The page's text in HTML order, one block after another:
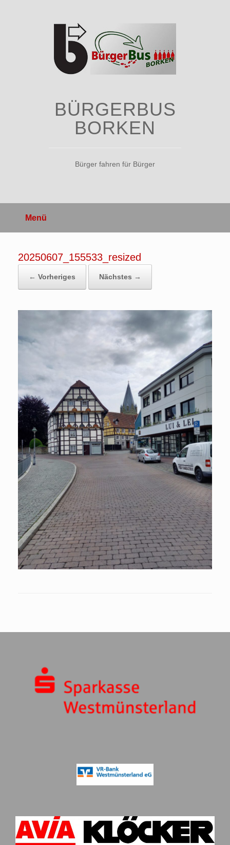
BÜRGERBUS
BORKEN
Bürger fahren für Bürger
Menü
20250607_155533_resized
← Vorheriges Nächstes →